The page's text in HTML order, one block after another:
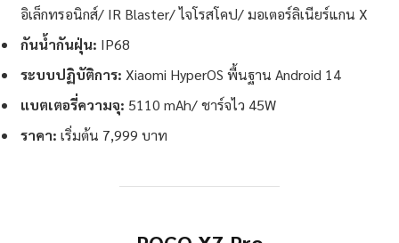
อิเล็กทรอนิกส์/ IR Blaster/ ไจโรสโคป/ มอเตอร์ลิเนียร์แกน X
กันน้ำกันฝุ่น: IP68
ระบบปฏิบัติการ: Xiaomi HyperOS พื้นฐาน Android 14
แบตเตอรี่ความจุ: 5110 mAh/ ชาร์จไว 45W
ราคา: เริ่มต้น 7,999 บาท